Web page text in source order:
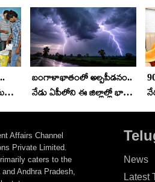
బంగాళాఖాతంలో అల్పపీడనం..
నేడు ఏపీలోని ఈ జిల్లాల్లో భారీ
Affairs Channel
Private Limited.
caters to the
Andhra Pradesh,
News
Latest